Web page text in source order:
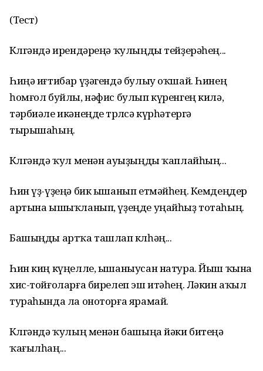
(Тест)
Көлгәндә ирендәреңә ҡулыңды тейҙерәһең...
Һиңә иғтибар үҙәгендә булыу оҡшай. Һинең
һомғол буйлы, нәфис булып күренгең килә,
тәрбиәле икәнеңде төрлөсә күрһәтергә
тырышаһың.
Көлгәндә ҡул менән ауыҙыңды ҡаплайһың...
Һин үҙ-үҙеңә бик ышанып етмәйһең. Кемдеңдер
артына ышыҡланып, үҙеңде уңайһыҙ тотаһың.
Башыңды артҡа ташлап көлһәң...
Һин киң күңелле, ышаныусан натура. Йыш ҡына
хис-тойғоларға бирелеп эш итәһең. Ләкин аҡыл
тураһында ла оноторға ярамай.
Көлгәндә ҡулың менән башыңа йәки битеңә
ҡағылһаң...